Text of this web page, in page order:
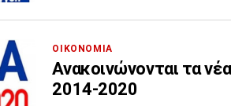
ΟΙΚΟΝΟΜΙΑ
Ανακοινώνονται τα
2014-2020